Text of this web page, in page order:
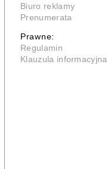
Biuro reklamy
Prenumerata
Prawne:
Regulamin
Klauzula informacyjna